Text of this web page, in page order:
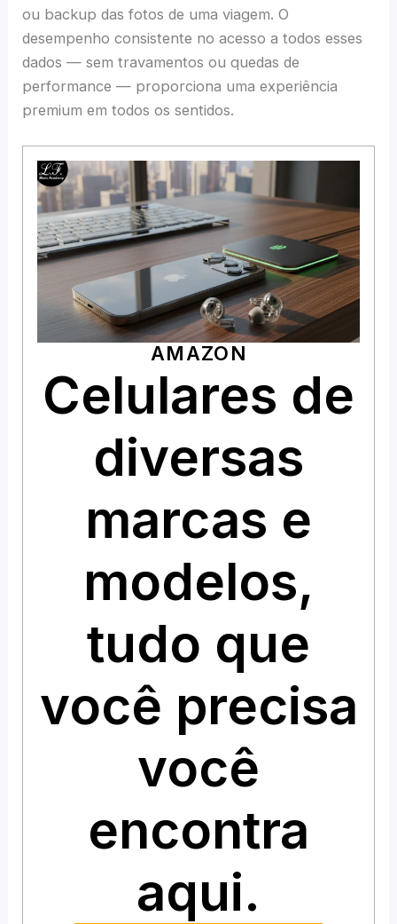
ou backup das fotos de uma viagem. O
desempenho consistente no acesso a todos esses
dados — sem travamentos ou quedas de
performance — proporciona uma experiência
premium em todos os sentidos.
AMAZON
Celulares de
diversas
marcas e
modelos,
tudo que
você precisa
você
encontra
aqui.